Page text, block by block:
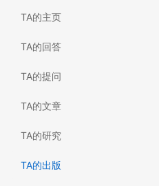
TA的主页
TA的回答
TA的提问
TA的文章
TA的研究
TA的出版